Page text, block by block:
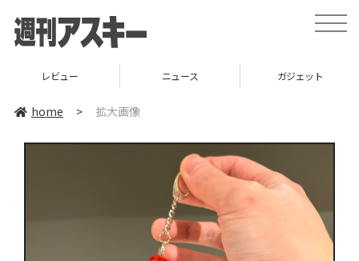
toggle
レビュー ニュース ガジェット
home > 拡大画像